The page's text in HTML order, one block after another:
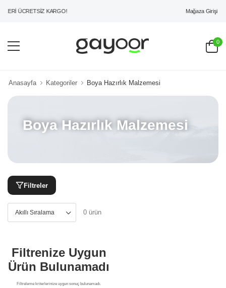
ÜCRETSİZ KARGO! Mağaza Girişi
0
Anasayfa Kategoriler Boya Hazırlık Malzemesi
Boya Hazırlık Malzemesi
Filtreler
0 ürün